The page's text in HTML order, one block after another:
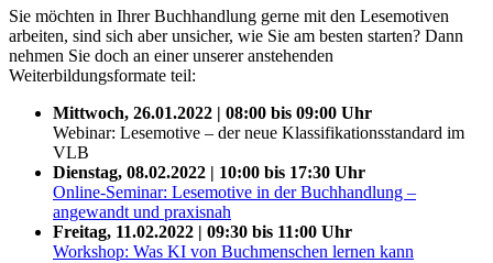
Sie möchten in Ihrer Buchhandlung gerne mit den Lesemotiven
arbeiten, sind sich aber unsicher, wie Sie am besten starten? Dann
nehmen Sie doch an einer unserer anstehenden
Weiterbildungsformate teil:
Mittwoch, 26.01.2022 | 08:00 bis 09:00 Uhr
Webinar: Lesemotive – der neue Klassifikationsstandard im
VLB
Dienstag, 08.02.2022 | 10:00 bis 17:30 Uhr
Online-Seminar: Lesemotive in der Buchhandlung –
angewandt und praxisnah
Freitag, 11.02.2022 | 09:30 bis 11:00 Uhr
Workshop: Was KI von Buchmenschen lernen kann